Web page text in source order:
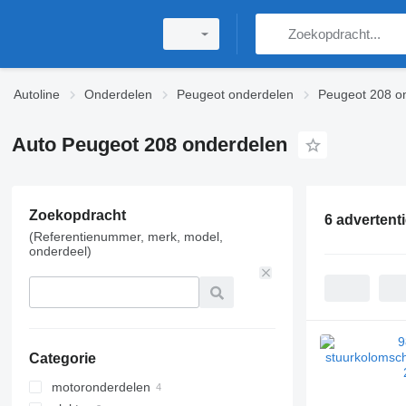
Autoline Onderdelen Peugeot onderdelen Peugeot 208
Auto Peugeot 208 onderdelen
Zoekopdracht
(Referentienummer, merk, model,
onderdeel)
Categorie
motoronderdelen
6